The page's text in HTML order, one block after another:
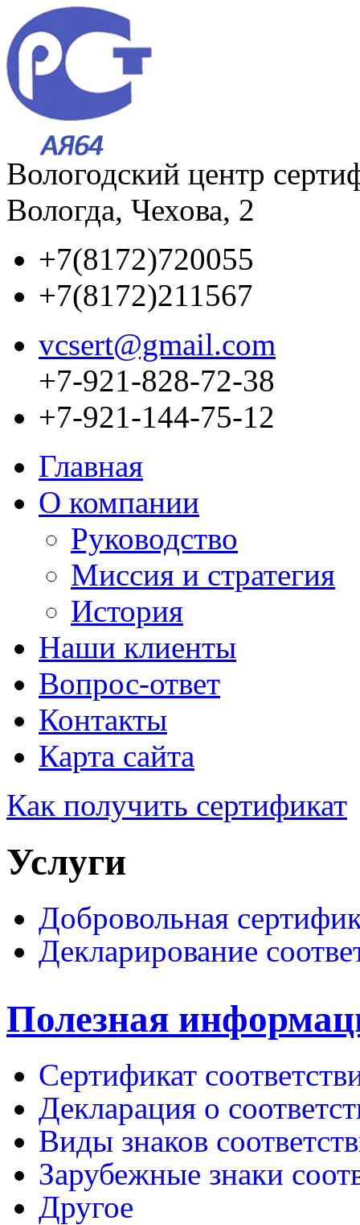
Вологодский центр
Вологда, Чехова, 2
+7(8172)720055
+7(8172)211567
vcsert@gmail.com
+7-921-828-72-38
+7-921-144-75-12
Главная
О компании
Руководство
Миссия и стратегия
История
Наши клиенты
Bопрос-ответ
Контакты
Карта сайта
Как получить сертификат
Услуги
Добровольная
Декларирование
Полезная
Сертификат
Декларация о
Виды знаков
Зарубежные знаки
Другое